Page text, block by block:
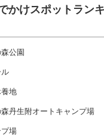
木津川沿いにひろがる
かけスポットラン
公園
地
丹生附オートキャンプ場
場